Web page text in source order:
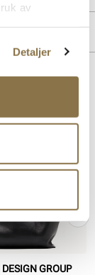
av
Detaljer
GROUP